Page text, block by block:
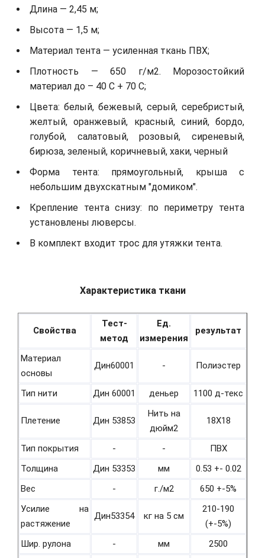
Длина — 2,45 м;
Высота — 1,5 м;
Материал тента — усиленная ткань ПВХ;
Плотность — 650 г/м2. Морозостойкий
материал до – 40 С + 70 С;
Цвета: белый, бежевый, серый, серебристый,
желтый, оранжевый, красный, синий, бордо,
голубой, салатовый, розовый, сиреневый,
бирюза, зеленый, коричневый, хаки, черный
Форма тента: прямоугольный, крыша с
небольшим двухскатным "домиком".
Крепление тента снизу: по периметру тента
установлены люверсы.
В комплект входит трос для утяжки тента.
Характеристика ткани
Свойства
Тест-
метод
Ед.
измерения
результат
Материал
основы
Дин60001 - Полиэстер
Тип нити Дин 60001 деньер 1100 д-текс
Плетение Дин 53853
Нить на
дюйм2
18Х18
Тип покрытия - -
ПВХ
Толщина
Дин 53353 мм
0.53 +- 0.02
Вес
- г./м2
650 +-5%
Усилие на
растяжение
Дин53354 кг на 5 см
210-190
(+-5%)
Шир. рулона
- мм
2500